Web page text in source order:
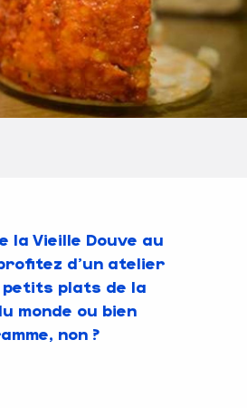
Vieille Douve au
d’un atelier
petits plats de la
monde ou bien
non ?